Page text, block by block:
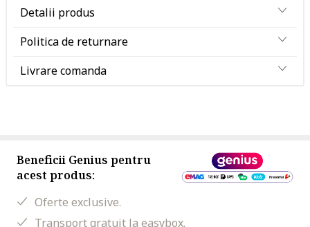
Detalii produs
Politica de returnare
Livrare comanda
Beneficii Genius pentru
acest produs:
Oferte exclusive.
Transport gratuit la easybox.